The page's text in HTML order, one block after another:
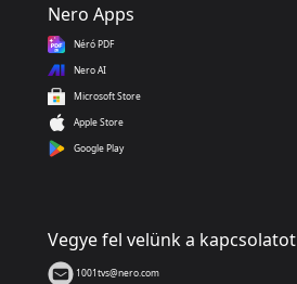
Nero Apps
Néró PDF
Nero AI
Microsoft Store
Apple Store
Google Play
Vegye fel velünk a kapcsolatot
1001tvs@nero.com